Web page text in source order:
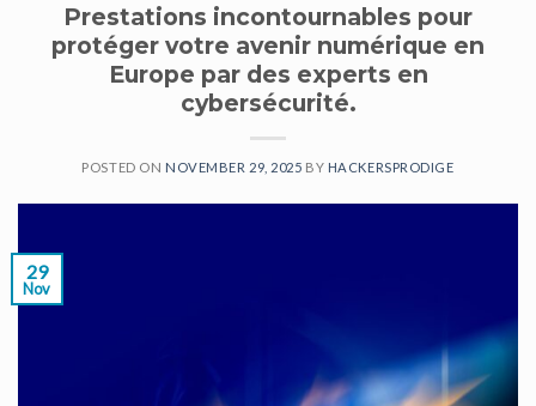
Prestations incontournables pour
protéger votre avenir numérique en
Europe par des experts en
cybersécurité.
POSTED ON NOVEMBER 29, 2025 BY HACKERSPRODIGE
29
Nov